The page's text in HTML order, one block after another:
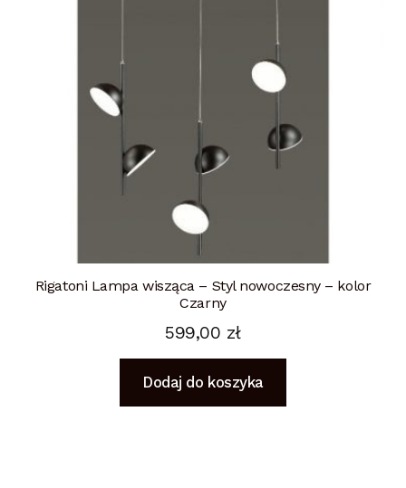
Rigatoni Lampa wisząca – Styl nowoczesny – kolor
Czarny
599,00 zł
Dodaj do koszyka